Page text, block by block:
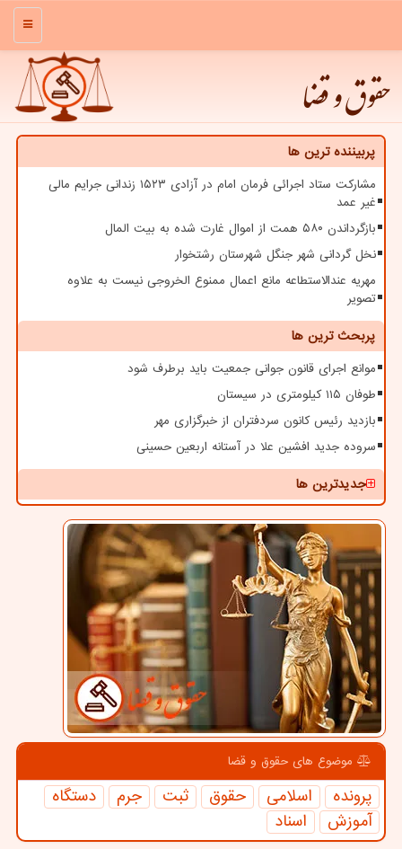
منو
حقوق و قضا
پربیننده ترین ها
مشارکت ستاد اجرائی فرمان امام در آزادی ۱۵۲۳ زندانی جرایم مالی
غیر عمد
بازگرداندن ۵۸۰ همت از اموال غارت شده به بیت المال
نخل گردانی شهر جنگل شهرستان رشتخوار
مهریه عندالاستطاعه مانع اعمال ممنوع الخروجی نیست به علاوه
تصویر
پربحث ترین ها
موانع اجرای قانون جوانی جمعیت باید برطرف شود
طوفان ۱۱۵ کیلومتری در سیستان
بازدید رئیس کانون سردفتران از خبرگزاری مهر
سروده جدید افشین علا در آستانه اربعین حسینی
جدیدترین ها
موضوع های حقوق و قضا
پرونده اسلامی حقوق ثبت جرم
دستگاه
آموزش
اسناد